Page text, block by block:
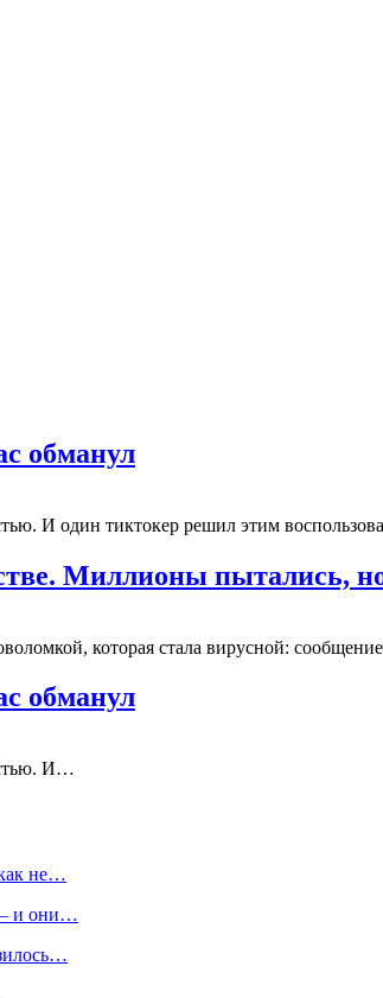
обманул
И один тиктокер решил этим
Миллионы пытались,
которая стала вирусной:
обманул
И…
не…
— и они…